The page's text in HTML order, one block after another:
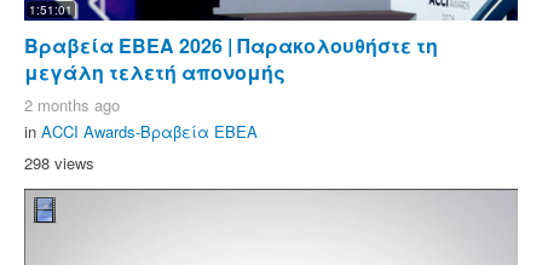
1:51:01
Βραβεία ΕΒΕΑ 2026 | Παρακολουθήστε τη
μεγάλη τελετή απονομής
2 months ago
in ACCI Awards-Βραβεία ΕΒΕΑ
298 views